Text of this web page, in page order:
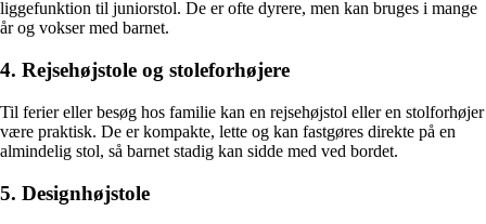
liggefunktion til juniorstol. De er ofte dyrere, men kan bruges i mange
år og vokser med barnet.
4. Rejsehøjstole og stoleforhøjere
Til ferier eller besøg hos familie kan en rejsehøjstol eller en stolforhøjer
være praktisk. De er kompakte, lette og kan fastgøres direkte på en
almindelig stol, så barnet stadig kan sidde med ved bordet.
5. Designhøjstole